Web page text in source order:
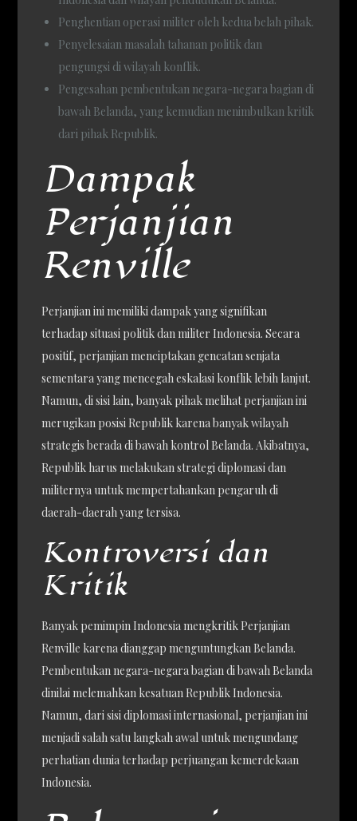
Penghentian operasi militer oleh kedua belah pihak.
Penyelesaian masalah tahanan politik dan
pengungsi di wilayah konflik.
Pengesahan pembentukan negara-negara bagian di
bawah Belanda, yang kemudian menimbulkan kritik
dari pihak Republik.
Dampak
Perjanjian
Renville
Perjanjian ini memiliki dampak yang signifikan
terhadap situasi politik dan militer Indonesia. Secara
positif, perjanjian menciptakan gencatan senjata
sementara yang mencegah eskalasi konflik lebih lanjut.
Namun, di sisi lain, banyak pihak melihat perjanjian ini
merugikan posisi Republik karena banyak wilayah
strategis berada di bawah kontrol Belanda. Akibatnya,
Republik harus melakukan strategi diplomasi dan
militernya untuk mempertahankan pengaruh di
daerah-daerah yang tersisa.
Kontroversi dan
Kritik
Banyak pemimpin Indonesia mengkritik Perjanjian
Renville karena dianggap menguntungkan Belanda.
Pembentukan negara-negara bagian di bawah Belanda
dinilai melemahkan kesatuan Republik Indonesia.
Namun, dari sisi diplomasi internasional, perjanjian ini
menjadi salah satu langkah awal untuk mengundang
perhatian dunia terhadap perjuangan kemerdekaan
Indonesia.